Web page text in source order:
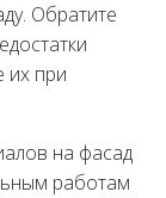
Обратите
их при
на фасад
работам